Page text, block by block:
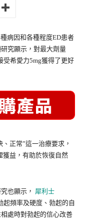
病因和各種程度ED患者
究顯示，對最大劑量
受希愛力5mg獲得了更好
正常”這一治療要求，
獲益，有助於恢復自然
也顯示， 犀利士
起頻率及硬度、勃起的自
處時對勃起的信心改善